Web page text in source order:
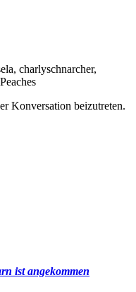
, charlyschnarcher,
Peaches
Konversation beizutreten.
ist angekommen